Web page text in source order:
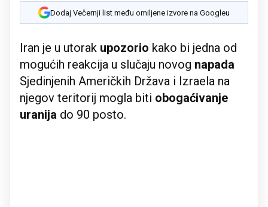
Dodaj Večernji list među omiljene izvore na Googleu
Iran je u utorak upozorio kako bi jedna od
mogućih reakcija u slučaju novog napada
Sjedinjenih Američkih Država i Izraela na
njegov teritorij mogla biti obogaćivanje
uranija do 90 posto.